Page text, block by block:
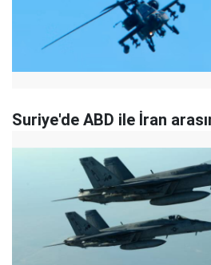
Suriye'de ABD ile İran